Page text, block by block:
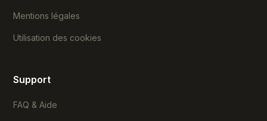
Mentions légales
Utilisation des cookies
Support
FAQ & Aide